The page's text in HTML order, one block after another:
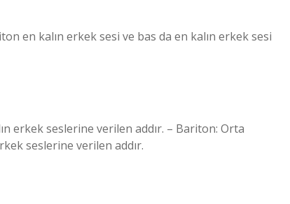
en kalın erkek sesi ve bas da en kalın erkek sesi
erkek seslerine verilen addır. – Bariton: Orta
seslerine verilen addır.